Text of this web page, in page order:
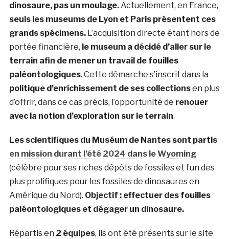
dinosaure, pas un moulage.Actuellement, en France,
seuls les museums de Lyon et Paris présentent ces
grands spécimens.L’acquisition directe étant hors de
portée financière, le museum a décidé d’aller sur le
terrain afin de mener un travail de fouilles
paléontologiques. Cette démarche s’inscrit dans la
politique d’enrichissement de ses collectionsen plus
d’offrir, dans ce cas précis, l’opportunité de renouer
avec la notion d’exploration sur le terrain.
Les scientifiques du Muséum de Nantes sont partis
en mission durant l’été 2024 dans le Wyoming
(célèbre pour ses riches dépôts de fossiles et l’un des
plus prolifiques pour les fossiles de dinosaures en
Amérique du Nord). Objectif : effectuer des fouilles
paléontologiques et dégager un dinosaure.
Répartis en 2 équipes, ils ont été présents sur le site